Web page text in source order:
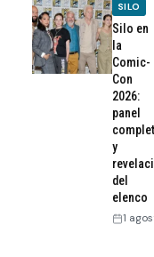
SILO
Silo en
la
Comic-
Con
2026:
panel
y
del
elenco
1